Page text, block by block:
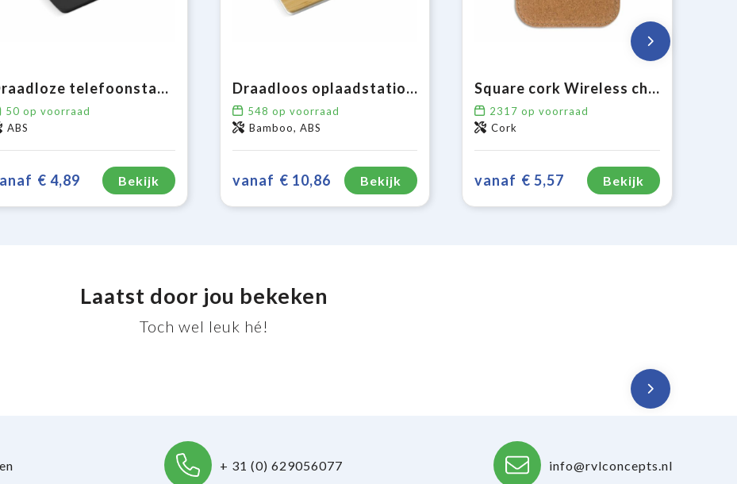
Draadloze telefoonstandaard 5W
50 op voorraad
ABS
€ 4,89 Bekijk
Draadloos oplaadstation bamboe 5W
548 op voorraad
Bamboo, ABS
vanaf € 10,86 Bekijk
Square cork Wireless charger 5W
2317 op voorraad
Cork
vanaf € 5,57 Bekijk
Laatst door jou bekeken
Toch wel leuk hé!
+ 31 (0) 629056077 info@rvlconcepts.nl